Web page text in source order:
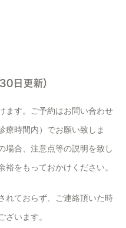
日更新）
ます。ご予約はお問い合わせ
療時間内）でお願い致しま
場合、注意点等の説明を致し
裕をもっておかけください。
れておらず、ご連絡頂いた時
ざいます。